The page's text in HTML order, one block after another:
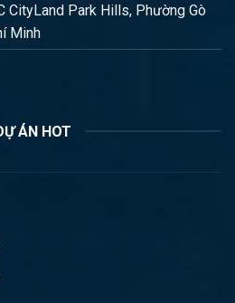
CityLand Park Hills, Phường Gò
Minh
ÁN HOT